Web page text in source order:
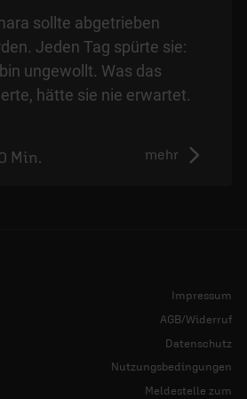
sollte abgetrieben
Jeden Tag spürte sie:
ungewollt. Was das
hätte sie nie erwartet.
mehr
Min.
Impressum
AGB/Widerruf
Datenschutz
Nutzungsbedingungen
Meldestelle zum